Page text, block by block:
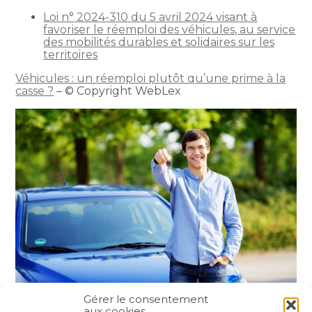
Gérer le consentement
Loi n° 2024-310 du 5 avril 2024 visant à
favoriser le réemploi des véhicules, au service
des mobilités durables et solidaires sur les
territoires
Véhicules : un réemploi plutôt qu’une prime à la
casse ? – © Copyright WebLex